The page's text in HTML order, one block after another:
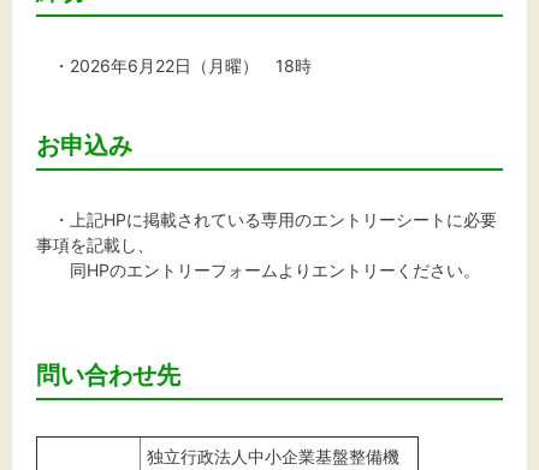
・2026年6月22日（月曜） 18時
お申込み
・上記HPに掲載されている専用のエントリーシートに必要
事項を記載し、
同HPのエントリーフォームよりエントリーください。
問い合わせ先
独立行政法人中小企業基盤整備機